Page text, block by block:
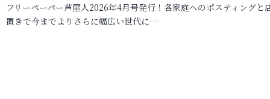
フリーペーパー芦屋人2026年4月号発行！各家庭へのポスティングと
置きで今までよりさらに幅広い世代に…